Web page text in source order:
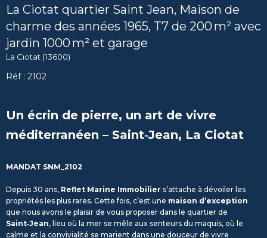
La Ciotat quartier Saint Jean, Maison de
charme des années 1965, T7 de 200 m² avec
jardin 1000 m² et garage
La Ciotat (13600)
Réf : 2102
Un écrin de pierre, un art de vivre
méditerranéen – Saint‑Jean, La Ciotat
MANDAT SNM_2102
Depuis 30 ans, Reflet Marine Immobilier s’attache à dévoiler les
propriétés les plus rares. Cette fois, c’est une maison d’exception
que nous avons le plaisir de vous proposer dans le quartier de
Saint‑Jean, lieu où la mer se mêle aux senteurs du maquis, où le
calme et la convivialité se marient dans une douceur de vivre